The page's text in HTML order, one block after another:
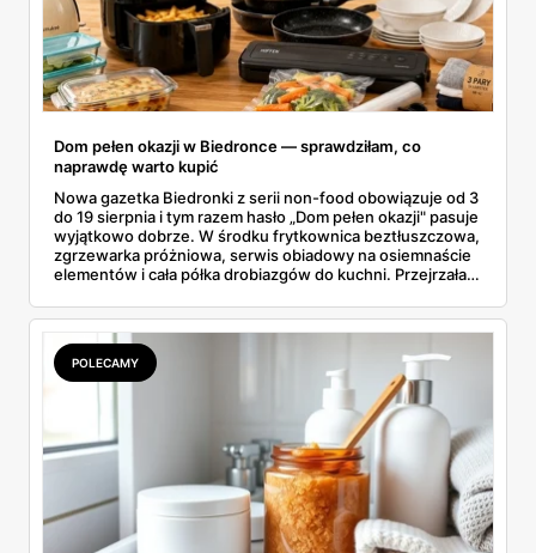
Dom pełen okazji w Biedronce — sprawdziłam, co
naprawdę warto kupić
Nowa gazetka Biedronki z serii non-food obowiązuje od 3
do 19 sierpnia i tym razem hasło „Dom pełen okazji" pasuje
wyjątkowo dobrze. W środku frytkownica beztłuszczowa,
zgrzewarka próżniowa, serwis obiadowy na osiemnaście
elementów i cała półka drobiazgów do kuchni. Przejrzałam
się przy półce z samego rana.
POLECAMY